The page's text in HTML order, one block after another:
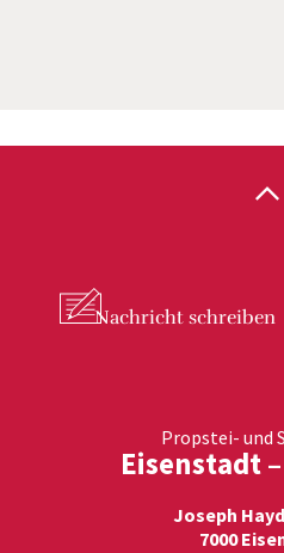
Nachricht schreiben
Propstei- und
Eisenstadt
Joseph
7000